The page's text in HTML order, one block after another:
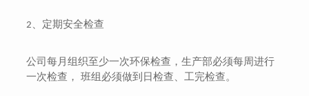
2 、定期安全检查
公司每月组织至少一次环保检查，生产部必须每周进行
一次检查， 班组必须做到日检查、工完检查。